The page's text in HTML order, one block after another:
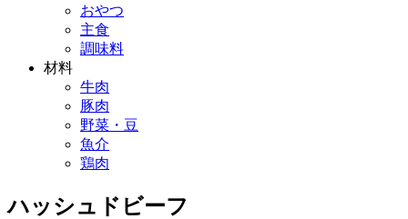
おやつ
主食
調味料
材料
牛肉
豚肉
野菜・豆
魚介
鶏肉
ハッシュドビーフ